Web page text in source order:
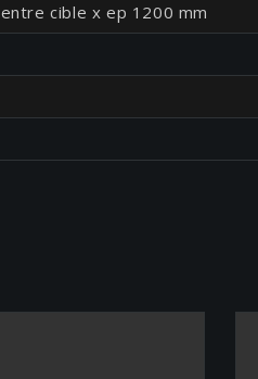
cible x ep 1200 mm